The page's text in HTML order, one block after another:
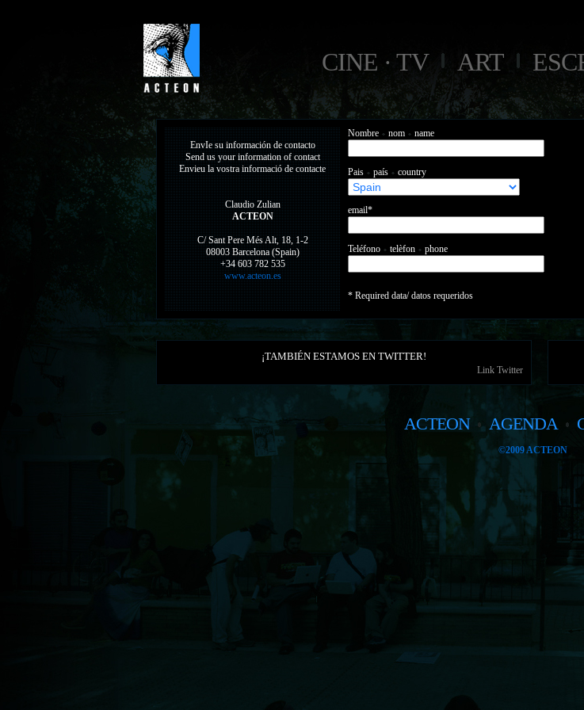
CINE · TV ART
EnvIe su información de contacto
Send us your information of contact
Envieu la vostra informació de contacte
Claudio Zulian
ACTEON
C/ Sant Pere Més Alt, 18, 1-2
08003 Barcelona (Spain)
+34 603 782 535
www.acteon.es
Nombre nom name
Pais país country
email*
Teléfono telèfon phone
* Required data/ datos requeridos
¡TAMBIÉN ESTAMOS EN TWITTER!
Link Twitter
ACTEON AGENDA
©2009 ACTEON